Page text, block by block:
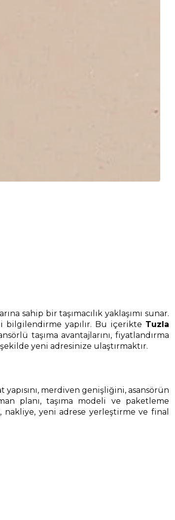
sahip bir taşımacılık yaklaşımı sunar.
bilgilendirme yapılır. Bu içerikte Tuzla
taşıma avantajlarını, fiyatlandırma
şekilde yeni adresinize ulaştırmaktır.
merdiven genişliğini, asansörün
planı, taşıma modeli ve paketleme
nakliye, yeni adrese yerleştirme ve final